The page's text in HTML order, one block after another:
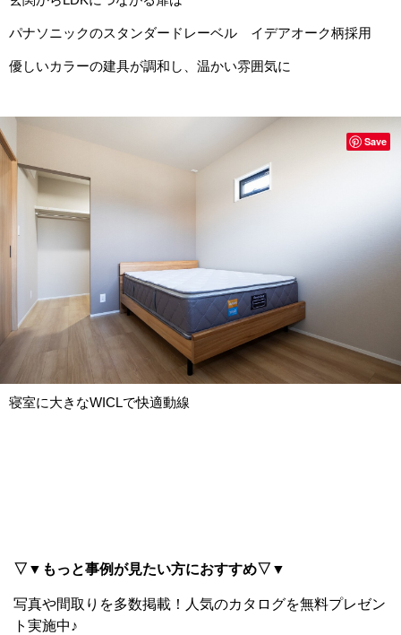
パナソニックのスタンダードレーベル イデアオーク柄採用
優しいカラーの建具が調和し、温かい雰囲気に
寝室に大きなWICLで快適動線
Save
▽▼もっと事例が見たい方におすすめ▽▼
写真や間取りを多数掲載！ 人気のカタログを無料プレゼン
ト実施中♪